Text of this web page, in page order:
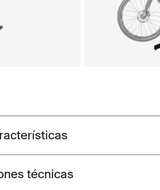
Toggle features
Toggle techspec
técnicas